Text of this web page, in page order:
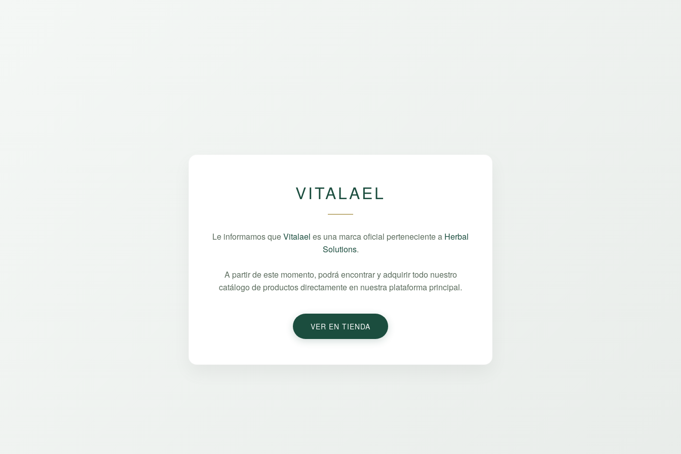
VITALAEL
Le informamos queVitalael es una marca oficial perteneciente a Herbal
Solutions.
A partir de este momento, podrá encontrar y adquirir todo nuestro
catálogo de productos directamente en nuestra plataforma principal.
VER EN TIENDA